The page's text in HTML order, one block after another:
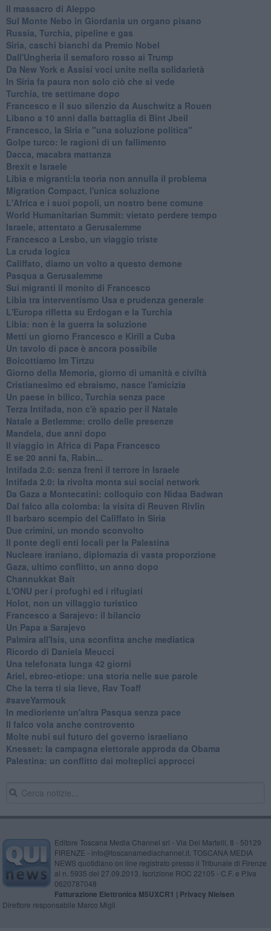
Il massacro di Aleppo
Sul Monte Nebo in Giordania un organo pisano
Russia, Turchia, pipeline e gas
Siria, caschi bianchi da Premio Nobel
Dall'Ungheria il semaforo rosso ai Trump
Da New York e Assisi voci unite nella solidarietà
In Siria fa paura non solo ciò che si vede
Turchia, tre settimane dopo
Francesco e il suo silenzio da Auschwitz a Rouen
Libano a 10 anni dalla battaglia di Bint Jbeil
Francesco, la Siria e "una soluzione politica"
Golpe turco: le ragioni di un fallimento
Dacca, macabra mattanza
Brexit e Israele
Libia e migranti:la teoria non annulla il problema
Migration Compact, l'unica soluzione
L'Africa e i suoi popoli, un nostro bene comune
World Humanitarian Summit: vietato perdere tempo
Israele, attentato a Gerusalemme
Francesco a Lesbo, un viaggio triste
La cruda logica
Califfato, diamo un volto a questo demone
Pasqua a Gerusalemme
Sui migranti il monito di Francesco
Libia tra interventismo Usa e prudenza generale
L'Europa rifletta su Erdogan e la Turchia
Libia: non è la guerra la soluzione
Metti un giorno Francesco e Kirill a Cuba
Un tavolo di pace è ancora possibile
Boicottiamo Im Tirtzu
Giorno della Memoria, giorno di umanità e civiltà
Cristianesimo ed ebraismo, nasce l'amicizia
Un paese in bilico, Turchia senza pace
Terza Intifada, non c'è spazio per il Natale
Natale a Betlemme: crollo delle presenze
Mandela, due anni dopo
Il viaggio in Africa di Papa Francesco
E se 20 anni fa, Rabin...
Intifada 2.0: senza freni il terrore in Israele
Intifada 2.0: la rivolta monta sui social network
Da Gaza a Montecatini: colloquio con Nidaa Badwan
Dal falco alla colomba: la visita di Reuven Rivlin
Il barbaro scempio del Califfato in Siria
Due crimini, un mondo sconvolto
Il ponte degli enti locali per la Palestina
Nucleare iraniano, diplomazia di vasta proporzione
Gaza, ultimo conflitto, un anno dopo
Channukkat Bait
L'ONU per i profughi ed i rifugiati
Holot, non un villaggio turistico
Francesco a Sarajevo: il bilancio
Un Papa a Sarajevo
Palmira all'Isis, una sconfitta anche mediatica
Ricordo di Daniela Meucci
​Una telefonata lunga 42 giorni
​Ariel, ebreo-etiope: una storia nelle sue parole
Che la terra ti sia lieve, Rav Toaff
​#saveYarmouk
​In medioriente un'altra Pasqua senza pace
​Il falco vola anche controvento
Molte nubi sul futuro del governo israeliano
Knesset: la campagna elettorale approda da Obama
Palestina: un conflitto dai molteplici approcci
Editore Toscana Media Channel srl - Via Dei Martelli, 8 - 50129
FIRENZE - info@toscanamediachannel.it. TOSCANA MEDIA
NEWS quotidiano on line registrato presso il Tribunale di Firenze
al n. 5935 del 27.09.2013. Iscrizione ROC 22105 - C.F. e P.Iva
0620787048
Fatturazione Elettronica M5UXCR1 | Privacy Nielsen
Direttore responsabile Marco Migli